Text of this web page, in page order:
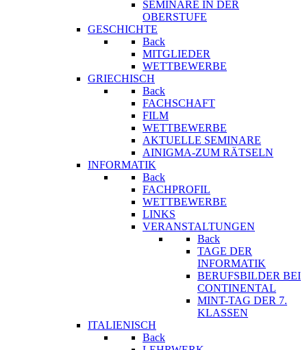
SEMINARE IN DER
OBERSTUFE
GESCHICHTE
Back
MITGLIEDER
WETTBEWERBE
GRIECHISCH
Back
FACHSCHAFT
FILM
WETTBEWERBE
AKTUELLE SEMINARE
AINIGMA-ZUM RÄTSELN
INFORMATIK
Back
FACHPROFIL
WETTBEWERBE
LINKS
VERANSTALTUNGEN
Back
TAGE DER
INFORMATIK
BERUFSBILDER BEI
CONTINENTAL
MINT-TAG DER 7.
KLASSEN
ITALIENISCH
Back